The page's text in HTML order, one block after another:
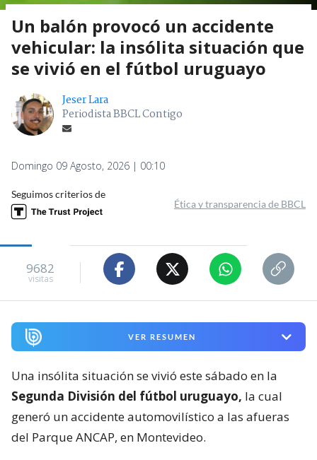
Un balón provocó un accidente
vehicular: la insólita situación que
se vivió en el fútbol uruguayo
Jeser Lara
Periodista BBCL Contigo
Domingo 09 Agosto, 2026 | 00:10
Seguimos criterios de
Ética y transparencia de BBCL
9682
visitas
VER RESUMEN
Una insólita situación se vivió este sábado en la
Segunda División del fútbol uruguayo, la cual
generó un accidente automovilístico a las afueras
del Parque ANCAP, en Montevideo.